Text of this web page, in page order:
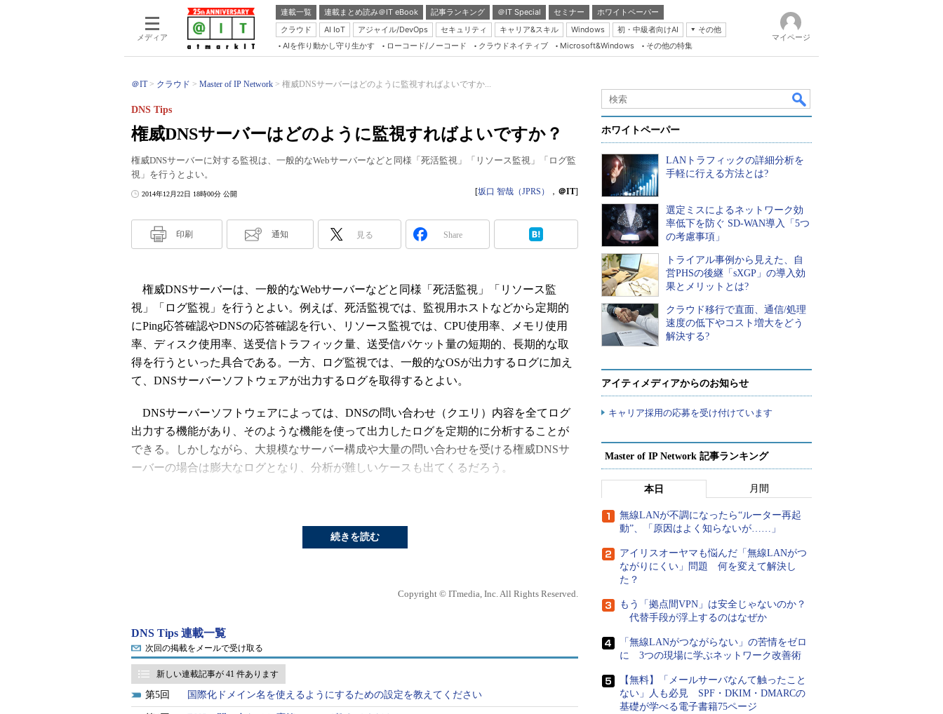
メディア
連載一覧 連載まとめ読み＠IT eBook 記事ランキング ＠IT Special セミナー
ホワイトペーパー
クラウド
AI IoT アジャイル/DevOps セキュリティ キャリア&スキル Windows 初・中級者向けAI
その他
Server & Storage
Java Agile
Database Expert
Linux ＆ OSS
Master of IP Network
Security & Trust
ブログ
AIを作り動かし守り生かす ローコード/ノーコード クラウドネイティブ Microsoft&Windows その他の特集
マイページ
＠IT クラウド Master of IP Network 権威DNSサーバーはどのように監視すればよいですか...
権威DNSサーバーはどのように監視すればよいですか？
DNS Tips
権威DNSサーバーに対する監視は、一般的なWebサーバーなどと同様「死活監視」「リソース監視」「ログ監
視」を行うとよい。
2014年12月22日 18時00分 公開 [坂口 智哉（JPRS） ， ＠IT]
印刷 通知 見る Share
権威DNSサーバーは、一般的なWebサーバーなどと同様「死活監視」「リソース監
視」「ログ監視」を行うとよい。例えば、死活監視では、監視用ホストなどから定期的
にPing応答確認やDNSの応答確認を行い、リソース監視では、CPU使用率、メモリ使用
率、ディスク使用率、送受信トラフィック量、送受信パケット量の短期的、長期的な取
得を行うといった具合である。一方、ログ監視では、一般的なOSが出力するログに加え
て、DNSサーバーソフトウェアが出力するログを取得するとよい。
DNSサーバーソフトウェアによっては、DNSの問い合わせ（クエリ）内容を全てログ
出力する機能があり、そのような機能を使って出力したログを定期的に分析することが
できる。しかしながら、大規模なサーバー構成や大量の問い合わせを受ける権威DNSサ
ーバーの場合は膨大なログとなり、分析が難しいケースも出てくるだろう。
Collector）」は、DNSに特化した統計ツールの定番として広く使われている。
DSCを使用することで、リソースレコード別の問い合わせ数、問い合わせ内容の傾向
などを素早く確認することができる。同様のツールとして、DNSを専門領域として研究
開発を行うSinodun Internet Technologies Ltd.が開発している「hedgehog」などもある。
続きを読む
Copyright © ITmedia, Inc. All Rights Reserved.
DNS Tips 連載一覧
次回の掲載をメールで受け取る
新しい連載記事が 41 件あります
5 国際化ドメイン名を使えるようにするための設定を教えてください
ホワイトペーパー
LANトラフィックの詳細分析を
手軽に行える方法とは?
選定ミスによるネットワーク効
率低下を防ぐ SD-WAN導入「5つ
の考慮事項」
トライアル事例から見えた、自
営PHSの後継「sXGP」の導入効
果とメリットとは?
クラウド移行で直面、通信/処理
速度の低下やコスト増大をどう
解決する?
アイティメディアからのお知らせ
キャリア採用の応募を受け付けています
Master of IP Network 記事ランキング
本日 月間
無線LANが不調になったら“ルーター再起
動”、「原因はよく知らないが……」
アイリスオーヤマも悩んだ「無線LANがつ
ながりにくい」問題 何を変えて解決し
た？
もう「拠点間VPN」は安全じゃないのか？
代替手段が浮上するのはなぜか
「無線LANがつながらない」の苦情をゼロ
に 3つの現場に学ぶネットワーク改善術
【無料】「メールサーバなんて触ったこと
ない」人も必見 SPF・DKIM・DMARCの
基礎が学べる電子書籍75ページ